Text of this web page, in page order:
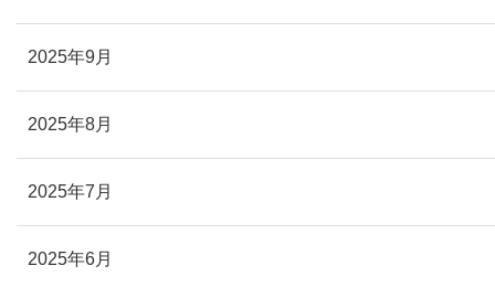
2025年9月
2025年8月
2025年7月
2025年6月